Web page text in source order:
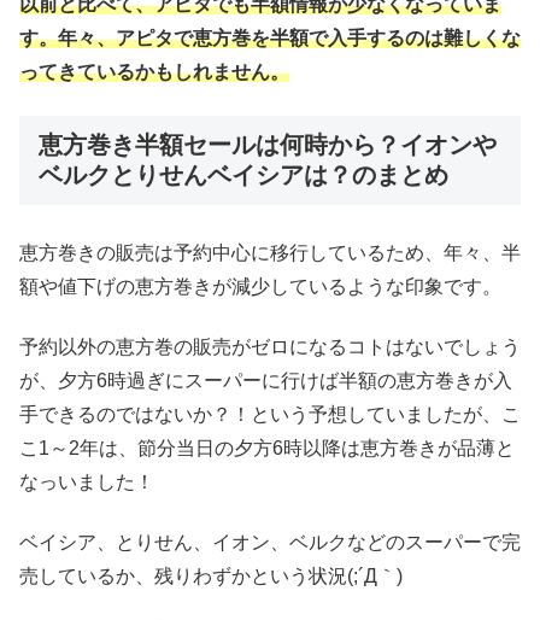
以前と比べて、アピタでも半額情報が少なくなっていま
す。年々、アピタで恵方巻を半額で入手するのは難しくな
ってきているかもしれません。
恵方巻き半額セールは何時から？イオンや
ベルクとりせんベイシアは？のまとめ
恵方巻きの販売は予約中心に移行しているため、年々、半
額や値下げの恵方巻きが減少しているような印象です。
予約以外の恵方巻の販売がゼロになるコトはないでしょう
が、夕方6時過ぎにスーパーに行けば半額の恵方巻きが入
手できるのではないか？！という予想していましたが、こ
こ1～2年は、節分当日の夕方6時以降は恵方巻きが品薄と
なっいました！
ベイシア、とりせん、イオン、ベルクなどのスーパーで完
売しているか、残りわずかという状況(;´Д｀)